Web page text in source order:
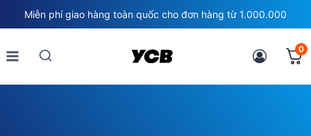
to
content
Miễn phí giao hàng toàn quốc cho đơn hàng từ 1.000.000
0